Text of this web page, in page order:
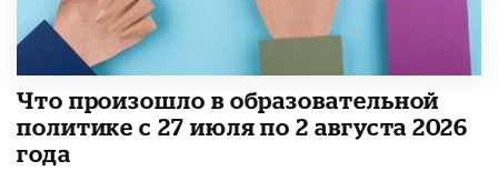
​Что произошло в образовательной
политике с 27 июля по 2 августа 2026
года